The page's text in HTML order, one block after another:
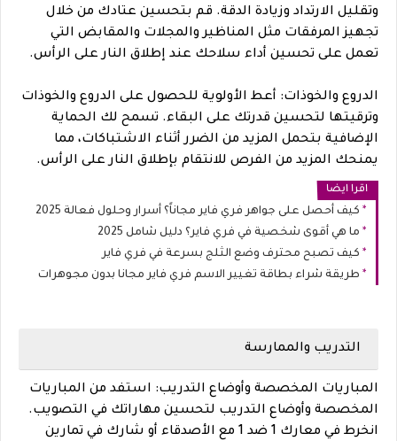
وتقليل الارتداد وزيادة الدقة. قم بتحسين عتادك من خلال
تجهيز المرفقات مثل المناظير والمجلات والمقابض التي
تعمل على تحسين أداء سلاحك عند إطلاق النار على الرأس.
الدروع والخوذات: أعط الأولوية للحصول على الدروع والخوذات
وترقيتها لتحسين قدرتك على البقاء. تسمح لك الحماية
الإضافية بتحمل المزيد من الضرر أثناء الاشتباكات، مما
يمنحك المزيد من الفرص للانتقام بإطلاق النار على الرأس.
اقرا ايضا
كيف أحصل على جواهر فري فاير مجاناً؟ أسرار وحلول فعالة 2025
ما هي أقوى شخصية في فري فاير؟ دليل شامل 2025
كيف تصبح محترف وضع الثلج بسرعة في فري فاير
طريقة شراء بطاقة تغيير الاسم فري فاير مجانا بدون مجوهرات
التدريب والممارسة
المباريات المخصصة وأوضاع التدريب: استفد من المباريات
المخصصة وأوضاع التدريب لتحسين مهاراتك في التصويب.
انخرط في معارك 1 ضد 1 مع الأصدقاء أو شارك في تمارين